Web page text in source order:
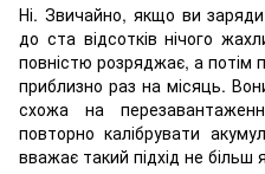
Ні. Звичайно, якщо ви
до ста відсотків нічого
повністю розряджає, а потім
приблизно раз на місяць.
схожа на
повторно калібрувати
вважає такий підхід не